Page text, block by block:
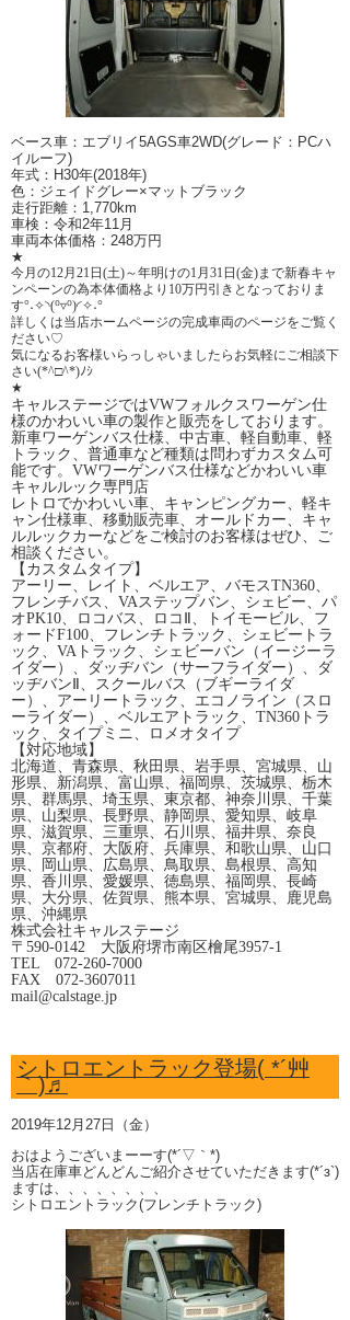
ベース車：エブリイ5AGS車2WD(グレード：PCハ
イルーフ)
年式：H30年(2018年)
色：ジェイドグレー×マットブラック
走行距離：1,770km
車検：令和2年11月
車両本体価格：248万円
★
今月の12月21日(土)～年明けの1月31日(金)まで新春キャ
ンペーンの為本体価格より10万円引きとなっておりま
す°˖✧◝(⁰▿⁰)◜✧˖°
詳しくは当店ホームページの完成車両のページをご覧く
ださい♡
気になるお客様いらっしゃいましたらお気軽にご相談下
さい(*^□^*)ﾉｼ
★
キャルステージではVWフォルクスワーゲン仕
様のかわいい車の製作と販売をしております。
新車ワーゲンバス仕様、中古車、軽自動車、軽
トラック、普通車など種類は問わずカスタム可
能です。VWワーゲンバス仕様などかわいい車
キャルルック専門店
レトロでかわいい車、キャンピングカー、軽キ
ャン仕様車、移動販売車、オールドカー、キャ
ルルックカーなどをご検討のお客様はぜひ、ご
相談ください。
【カスタムタイプ】
アーリー、レイト、ベルエア、バモスTN360、
フレンチバス、VAステップバン、シェビー、パ
オPK10、ロコバス、ロコⅡ、トイモービル、フ
ォードF100、フレンチトラック、シェビートラ
ック、VAトラック、シェビーバン（イージーラ
イダー）、ダッヂバン（サーフライダー）、ダ
ッヂバンⅡ、スクールバス（ブギーライダ
ー）、アーリートラック、エコノライン（スロ
ーライダー）、ベルエアトラック、TN360トラ
ック、タイプミニ、ロメオタイプ
【対応地域】
北海道、青森県、秋田県、岩手県、宮城県、山
形県、新潟県、富山県、福岡県、茨城県、栃木
県、群馬県、埼玉県、東京都、神奈川県、千葉
県、山梨県、長野県、静岡県、愛知県、岐阜
県、滋賀県、三重県、石川県、福井県、奈良
県、京都府、大阪府、兵庫県、和歌山県、山口
県、岡山県、広島県、鳥取県、島根県、高知
県、香川県、愛媛県、徳島県、福岡県、長崎
県、大分県、佐賀県、熊本県、宮城県、鹿児島
県、沖縄県
株式会社キャルステージ
〒590-0142 大阪府堺市南区檜尾3957-1
TEL 072-260-7000
FAX 072-3607011
mail@calstage.jp
シトロエントラック登場( *´艸
｀)♬
2019年12月27日（金）
おはようございまーーす(*´▽｀*)
当店在庫車どんどんご紹介させていただきます(*´з`)
ますは、、、、、、、、
シトロエントラック(フレンチトラック)